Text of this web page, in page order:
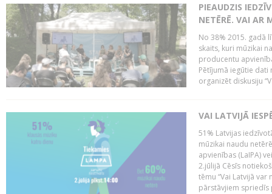
PIEAUDZIS
NETĒRĒ. VAI AR
No 38% 2015. gadā
skaits, kuri mūzikai
producentu
Pētījumā iegūtie dati
organizēt diskusiju
VAI LATVIJĀ
51% Latvijas
mūzikai naudu
apvienības (LaIPA)
2.jūlijā Cēsīs
tēmu “Vai Latvijā
pārstāvjiem spriedīs